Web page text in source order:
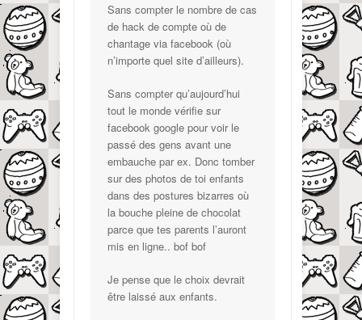
Sans compter le nombre de cas
de hack de compte où de
chantage via facebook (où
n’importe quel site d’ailleurs).
Sans compter qu’aujourd’hui
tout le monde vérifie sur
facebook google pour voir le
passé des gens avant une
embauche par ex. Donc tomber
sur des photos de toi enfants
dans des postures bizarres où
la bouche pleine de chocolat
parce que tes parents l’auront
mis en ligne.. bof bof
Je pense que le choix devrait
être laissé aux enfants.